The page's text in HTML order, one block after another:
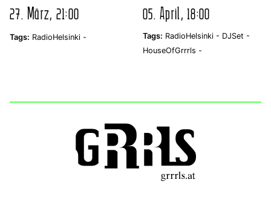
27. März, 21:00
Tags: RadioHelsinki -
05. April, 18:00
Tags: RadioHelsinki - DJSet -
HouseOfGrrrls -